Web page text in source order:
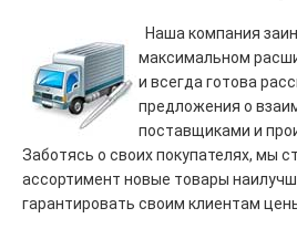
Наша компания
максимальном
и всегда готова
предложения о
поставщиками и
Заботясь о своих покупателях, мы
ассортимент новые товары
гарантировать своим клиентам